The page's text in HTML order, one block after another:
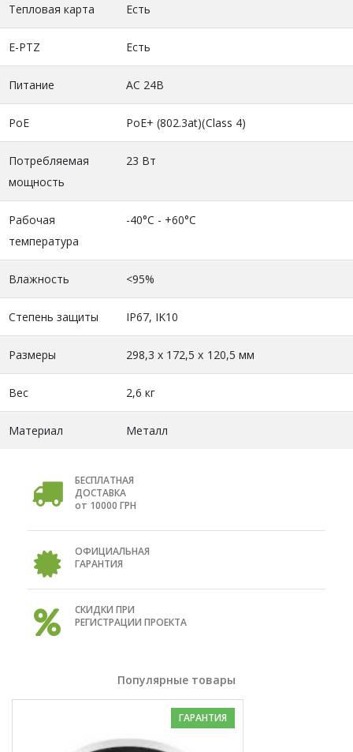
Тепловая карта Есть
E-PTZ Есть
Питание AC 24В
PoE PoE+ (802.3at)(Class 4)
Потребляемая
мощность
23 Вт
Рабочая
температура
-40°C - +60°C
Влажность <95%
Степень защиты IP67, IK10
Размеры 298,3 х 172,5 х 120,5 мм
Вес 2,6 кг
Материал Металл
БЕСПЛАТНАЯ
ДОСТАВКА
от 10000 ГРН
ОФИЦИАЛЬНАЯ
ГАРАНТИЯ
СКИДКИ ПРИ
РЕГИСТРАЦИИ ПРОЕКТА
Популярные товары
ГАРАНТИЯ